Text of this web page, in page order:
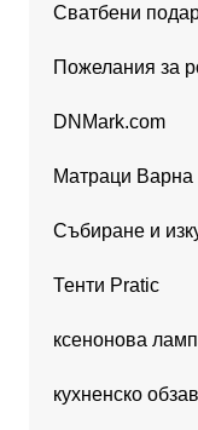
Сватбени
Пожелания за
DNMark.com
Матраци Варна
Събиране и
Тенти Pratic
ксенонова
кухненско